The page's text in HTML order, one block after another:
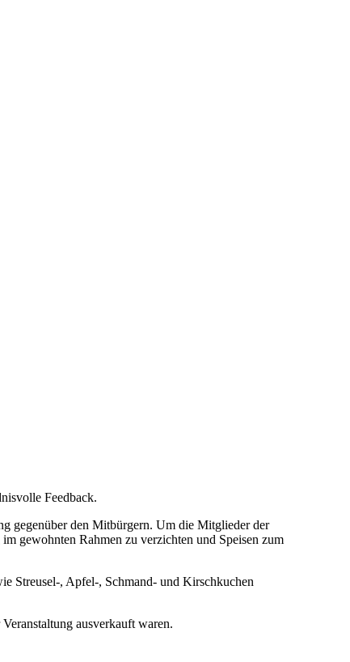
Feedback.
gegenüber den Mitbürgern. Um die Mitglieder der
gewohnten Rahmen zu verzichten und Speisen zum
Streusel-, Apfel-, Schmand- und Kirschkuchen
ausverkauft waren.